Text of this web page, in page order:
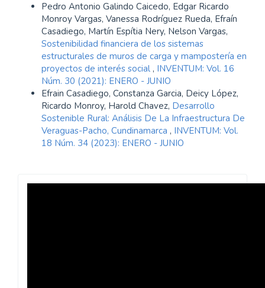
Pedro Antonio Galindo Caicedo, Edgar Ricardo
Monroy Vargas, Vanessa Rodríguez Rueda, Efraín
Casadiego, Martín Espítia Nery, Nelson Vargas,
Sostenibilidad financiera de los sistemas
estructurales de muros de carga y mampostería en
proyectos de interés social , INVENTUM: Vol. 16
Núm. 30 (2021): ENERO - JUNIO
Efrain Casadiego, Constanza Garcia, Deicy López,
Ricardo Monroy, Harold Chavez, Desarrollo
Sostenible Rural: Análisis De La Infraestructura De
Veraguas-Pacho, Cundinamarca , INVENTUM: Vol.
18 Núm. 34 (2023): ENERO - JUNIO
Revista